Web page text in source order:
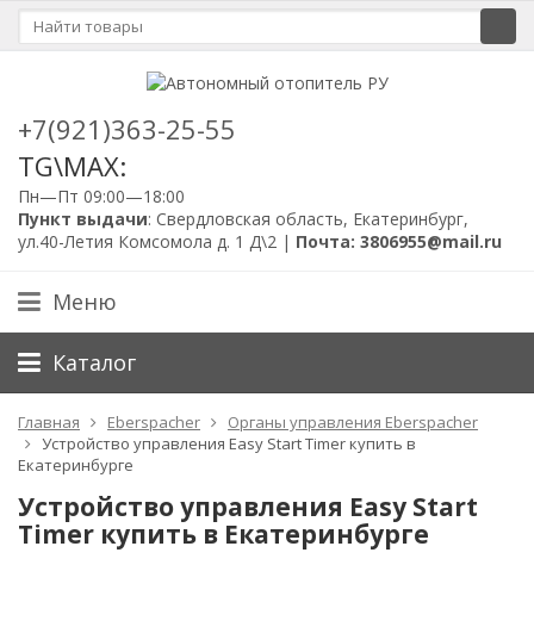
+7(921)363-25-55
TG\MAX:
Пн—Пт 09:00—18:00
Пункт выдачи: Свердловская область, Екатеринбург,
ул.40-Летия Комсомола д. 1 Д\2 | Почта: 3806955@mail.ru
Меню
Каталог
Главная Eberspacher
Органы управления Eberspacher
Устройство управления Easy Start Timer купить в
Екатеринбурге
Устройство управления Easy Start
Timer купить в Екатеринбурге